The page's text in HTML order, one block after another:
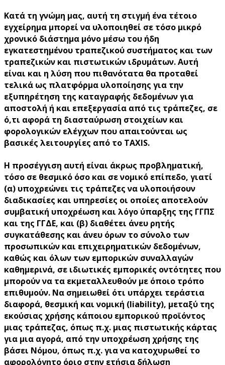
Κατά τη γνώμη μας, αυτή τη στιγμή ένα τέτοιο
εγχείρημα μπορεί να υλοποιηθεί σε τόσο μικρό
χρονικό διάστημα μόνο μέσω του ήδη
εγκατεστημένου τραπεζικού συστήματος και των
τραπεζικών και πιστωτικών ιδρυμάτων. Αυτή
είναι και η λύση που πιθανότατα θα προταθεί
τελικά ως πλατφόρμα υλοποίησης για την
εξυπηρέτηση της καταγραφής δεδομένων για
αποστολή ή και επεξεργασία από τις τράπεζες, σε
ό,τι αφορά τη διασταύρωση στοιχείων και
φορολογικών ελέγχων που απαιτούνται ως
βασικές λειτουργίες από το TAXIS.
Η προσέγγιση αυτή είναι άκρως προβληματική,
τόσο σε θεσμικό όσο και σε νομικό επίπεδο, γιατί
(α) υποχρεώνει τις τράπεζες να υλοποιήσουν
διαδικασίες και υπηρεσίες οι οποίες αποτελούν
συμβατική υποχρέωση και λόγο ύπαρξης της ΓΓΠΣ
και της ΓΓΔΕ, και (β) διαθέτει άνευ ρητής
συγκατάθεσης και άνευ όρων το σύνολο των
προσωπικών και επιχειρηματικών δεδομένων,
καθώς και όλων των εμπορικών συναλλαγών
καθημερινά, σε ιδιωτικές εμπορικές οντότητες που
μπορούν να τα εκμεταλλευθούν με όποιο τρόπο
επιθυμούν. Να σημειωθεί ότι υπάρχει τεράστια
διαφορά, θεσμική και νομική (liability), μεταξύ της
εκούσιας χρήσης κάποιου εμπορικού προϊόντος
μιας τράπεζας, όπως π.χ. μιας πιστωτικής κάρτας
για μια αγορά, από την υποχρέωση χρήσης της
βάσει Νόμου, όπως π.χ. για να κατοχυρωθεί το
αφορολόγητο όριο στην ετήσια δήλωση